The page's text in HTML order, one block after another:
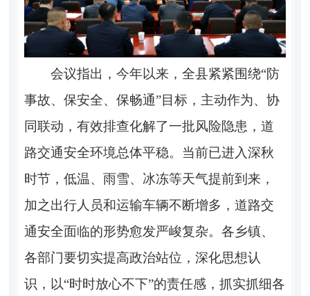
会议指出，今年以来，全县紧紧围绕“防
事故、保安全、保畅通”目标，主动作为、协
同联动，有效排查化解了一批风险隐患，道
路交通安全环境总体平稳。当前已进入深秋
时节，低温、雨雪、冰冻等天气提前到来，
加之出行人员和运输车辆不断增多，道路交
通安全面临的形势愈发严峻复杂。各乡镇、
各部门要切实提高政治站位，深化思想认
识，以“时时放心不下”的责任感，抓实抓细各